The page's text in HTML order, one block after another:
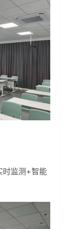
时监测+智能